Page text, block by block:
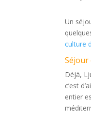
Un
culture
Séjour
Déjà,
c’est
entier